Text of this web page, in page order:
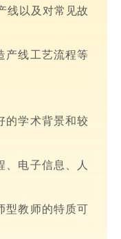
线以及对常见故
产线工艺流程等
的学术背景和较
电子信息、人
型教师的特质可